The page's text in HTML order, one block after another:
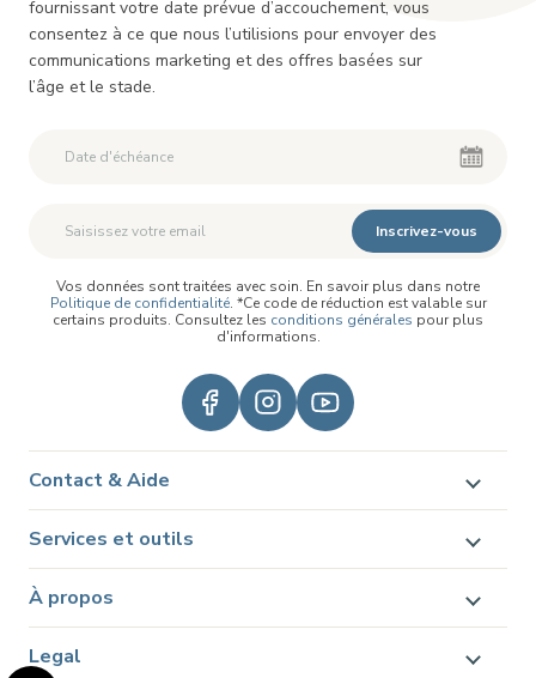
fournissant votre date prévue d’accouchement, vous
consentez à ce que nous l’utilisions pour envoyer des
communications marketing et des offres basées sur
l’âge et le stade.
Inscrivez-vous
Vos données sont traitées avec soin. En savoir plus dans notre
Politique de confidentialité. *Ce code de réduction est valable sur
certains produits. Consultez les conditions générales pour plus
d'informations.
Contact & Aide
Services et outils
À propos
Legal